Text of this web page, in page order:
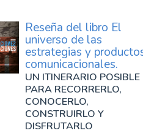
Reseña del libro El
universo de las
estrategias y
comunicacionales.
UN ITINERARIO POSIBLE
PARA RECORRERLO,
CONOCERLO,
CONSTRUIRLO Y
DISFRUTARLO